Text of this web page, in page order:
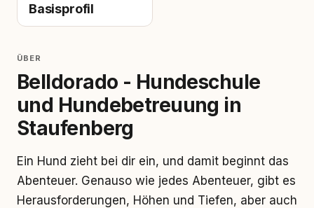
Basisprofil
ÜBER
Belldorado - Hundeschule
und Hundebetreuung in
Staufenberg
Ein Hund zieht bei dir ein, und damit beginnt das
Abenteuer. Genauso wie jedes Abenteuer, gibt es
Herausforderungen, Höhen und Tiefen, aber auch